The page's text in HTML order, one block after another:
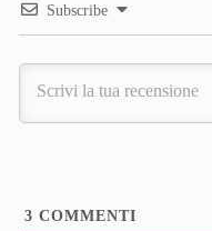
Subscribe
3 COMMENTI